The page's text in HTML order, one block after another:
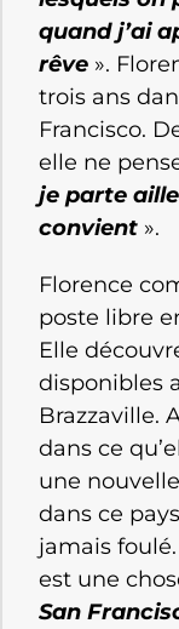
quand j’ai
rêve ».
trois ans
Francisco.
elle ne
je parte
convient ».
Florence
poste libre
Elle
disponibles
Brazzaville.
dans ce
une
dans ce
jamais
est une
San